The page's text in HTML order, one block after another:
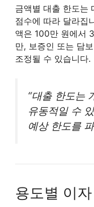
금액별 대출 한도는
점수에 따라 달라집
액은 100만 원에서
만, 보증인 또는 담
조정될 수 있습니다.
“대출 한도는
유동적일 수
예상 한도를
용도별 이